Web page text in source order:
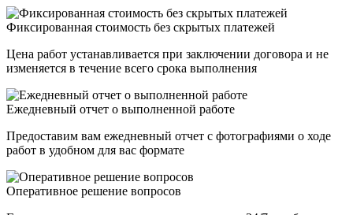
Фиксированная стоимость без скрытых платежей
Цена работ устанавливается при заключении договора и не
изменяется в течение всего срока выполнения
Ежедневный отчет о выполненной работе
Предоставим вам ежедневный отчет с фотографиями о ходе
работ в удобном для вас формате
Оперативное решение вопросов